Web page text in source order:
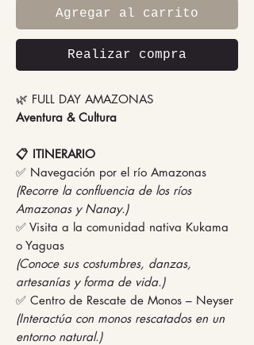
Agregar al carrito
Realizar compra
🌿 FULL DAY AMAZONAS
Aventura & Cultura
📋 ITINERARIO
✅ Navegación por el río Amazonas
(Recorre la confluencia de los ríos
Amazonas y Nanay.)
✅ Visita a la comunidad nativa Kukama
o Yaguas
(Conoce sus costumbres, danzas,
artesanías y forma de vida.)
✅ Centro de Rescate de Monos – Neyser
(Interactúa con monos rescatados en un
entorno natural.)